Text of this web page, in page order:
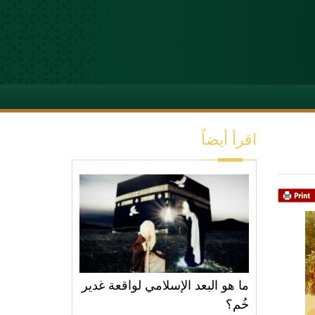
اقرأ أيضاً
ما هو البعد الإسلامي لواقعة غدير
خُم؟